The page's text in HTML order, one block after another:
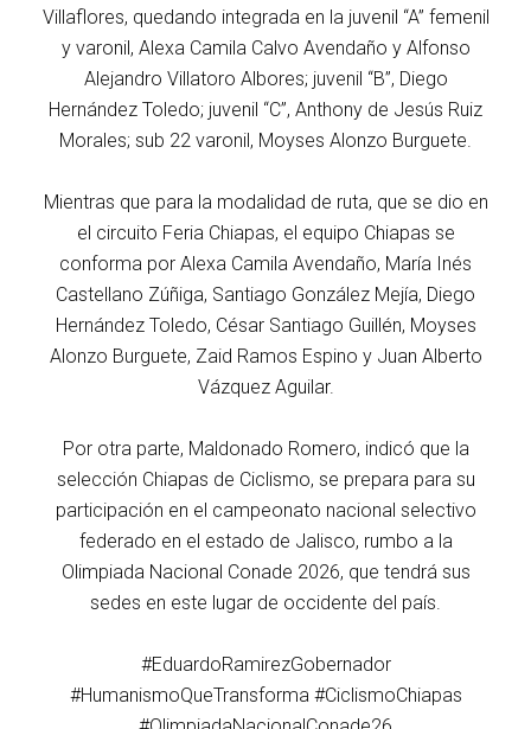
Villaflores, quedando integrada en la juvenil “A” femenil
y varonil, Alexa Camila Calvo Avendaño y Alfonso
Alejandro Villatoro Albores; juvenil “B”, Diego
Hernández Toledo; juvenil “C”, Anthony de Jesús Ruiz
Morales; sub 22 varonil, Moyses Alonzo Burguete.
Mientras que para la modalidad de ruta, que se dio en
el circuito Feria Chiapas, el equipo Chiapas se
conforma por Alexa Camila Avendaño, María Inés
Castellano Zúñiga, Santiago González Mejía, Diego
Hernández Toledo, César Santiago Guillén, Moyses
Alonzo Burguete, Zaid Ramos Espino y Juan Alberto
Vázquez Aguilar.
Por otra parte, Maldonado Romero, indicó que la
selección Chiapas de Ciclismo, se prepara para su
participación en el campeonato nacional selectivo
federado en el estado de Jalisco, rumbo a la
Olimpiada Nacional Conade 2026, que tendrá sus
sedes en este lugar de occidente del país.
#EduardoRamirezGobernador
#HumanismoQueTransforma #CiclismoChiapas